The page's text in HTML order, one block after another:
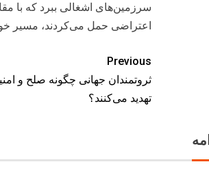
سرزمین‌های اشغالی ببرد که با
اعتراضی حمل می‌کردند، مسیر خود
Previous
ثروتمندان جهانی چگونه صلح و
تهدید می‌کنند؟